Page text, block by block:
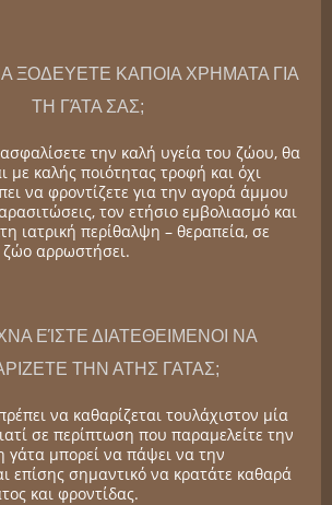
ΞΟΔΕΥΕΤΕ ΚΑΠΟΙΑ ΧΡΗΜΑΤΑ ΓΙΑ
ΤΗ ΓΆΤΑ ΣΑΣ;
την καλή υγεία του ζώου, θα
με καλής ποιότητας τροφή και όχι
να φροντίζετε για την αγορά άμμου
τον ετήσιο εμβολιασμό και
ιατρική περίθαλψη – θεραπεία, σε
αρρωστήσει.
ΕΊΣΤΕ ΔΙΑΤΕΘΕΙΜΕΝΟΙ ΝΑ
ΤΗΝ ΑΤΗΣ ΓΑΤΑΣ;
να καθαρίζεται τουλάχιστον μία
σε περίπτωση που παραμελείτε την
γάτα μπορεί να πάψει να την
επίσης σημαντικό να κρατάτε καθαρά
και φροντίδας.